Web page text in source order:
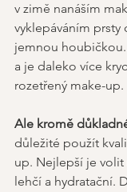
v zimě nanáším
vyklepáváním
jemnou
a je daleko více
rozetřený make-up.
Ale kromě
důležité použít
up. Nejlepší je volit
lehčí a hydratační.